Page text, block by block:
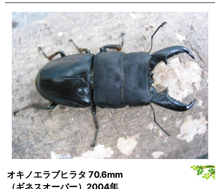
オキノエラブヒラタ 70.6mm
（ギネスオーバー）2004年